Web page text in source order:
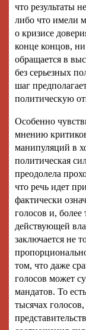
что результаты
либо что имели
о кризисе
конце концов,
обращается в
без серьезных
шаг
политическую
Особенно
мнению
манипуляций в
политическая
преодолела
что речь идет
фактически
голосов и, более
действующей
заключается не
том, что даже
голосов может
мандатов. То
тысячах